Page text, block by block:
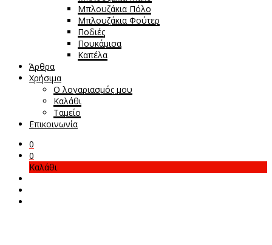
Μπλουζάκια Πόλο
Μπλουζάκια Φούτερ
Ποδιές
Πουκάμισα
Καπέλα
Άρθρα
Χρήσιμα
Ο λογαριασμός μου
Καλάθι
Ταμείο
Επικοινωνία
0
0
Καλάθι